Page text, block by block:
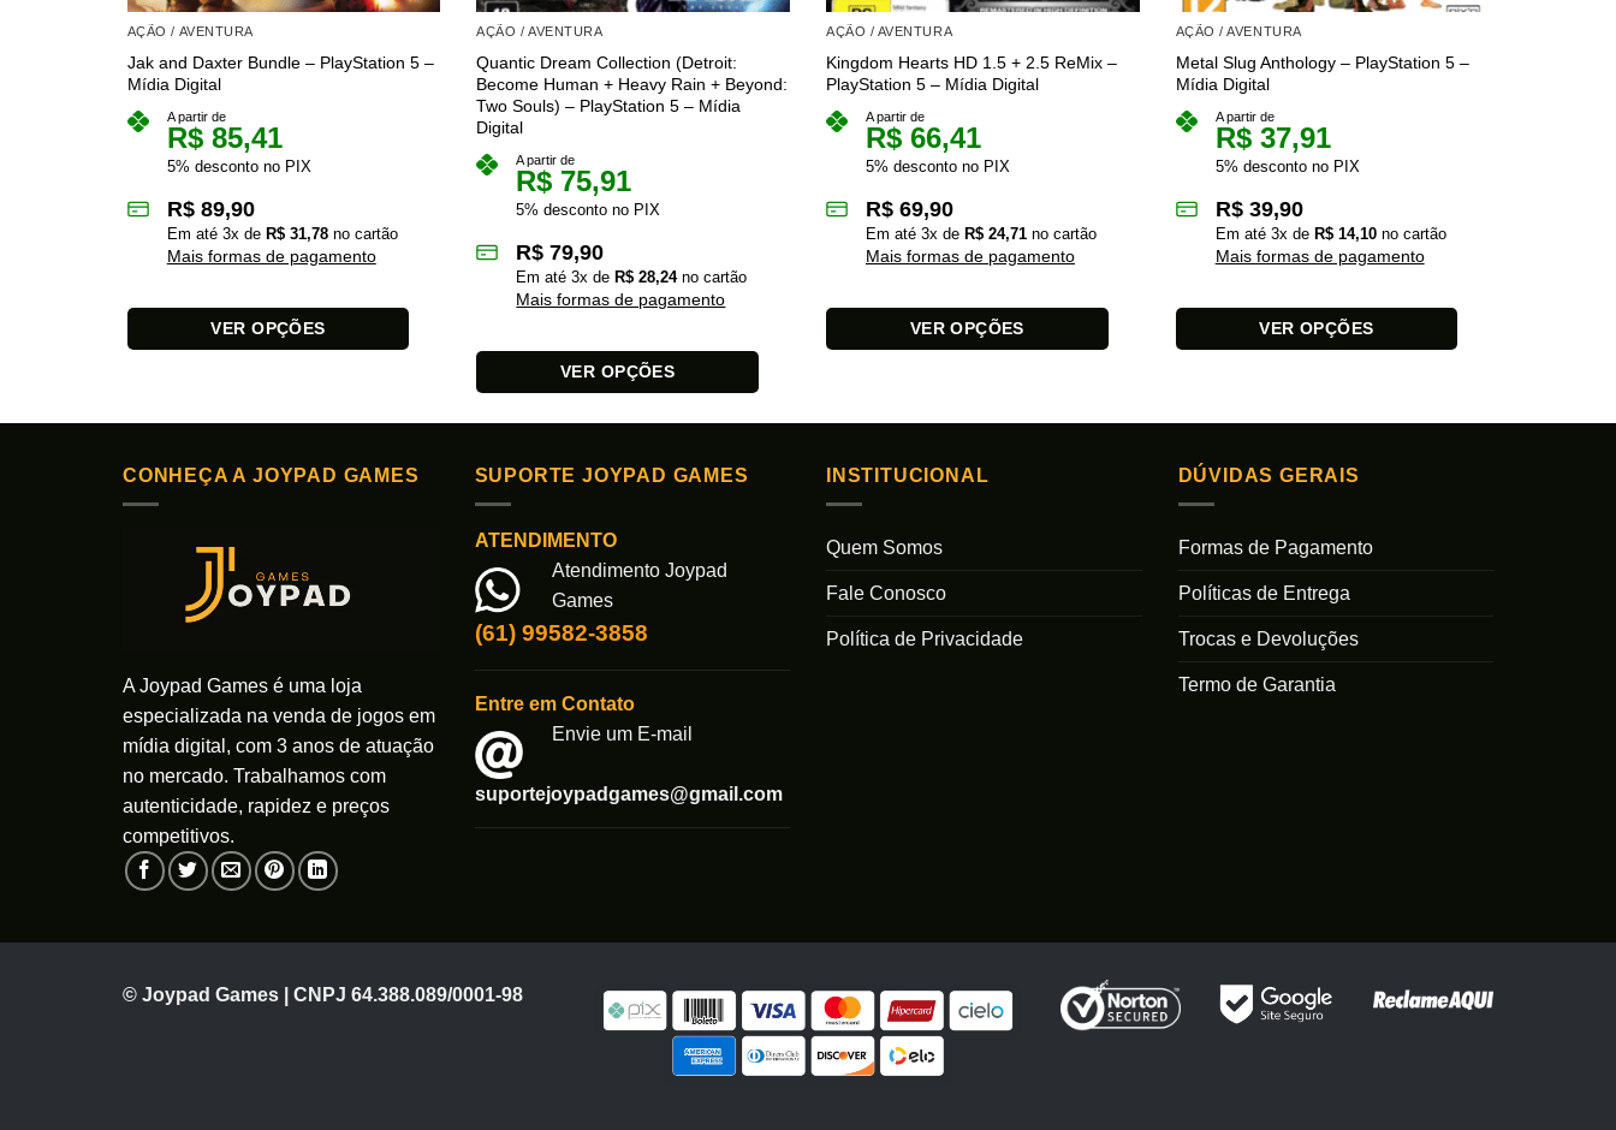
AÇÃO / AVENTURA
Jak and Daxter Bundle – PlayStation 5 –
Mídia Digital
A partir de
R$85,41
5% desconto no PIX
R$89,90
Em até 3x de R$31,78no cartão
Mais formas de pagamento
VER OPÇÕES
variantes.
As
escolhidas
do
produto
AÇÃO / AVENTURA
Quantic Dream Collection (Detroit:
Become Human + Heavy Rain + Beyond:
Two Souls) – PlayStation 5 – Mídia
Digital
A partir de
R$ 75,91
5% desconto no PIX
R$ 79,90
Em até3x de R$ 28,24no cartão
Mais formas de pagamento
VER OPÇÕES
várias
As
opções
podem
ser
página
do
produto
AÇÃO / AVENTURA
Kingdom Hearts HD 1.5 + 2.5 ReMix –
PlayStation 5 – Mídia Digital
A partir de
R$ 66,41
5% desconto no PIX
R$ 69,90
Em até 3x de R$ 24,71 no cartão
Mais formas de pagamento
VER OPÇÕES
variantes.
As
podem
ser
na
AÇÃO / AVENTURA
Metal Slug Anthology – PlayStation 5 –
Mídia Digital
A partir de
R$37,91
5% desconto no PIX
R$39,90
Em até 3x de R$14,10no cartão
Mais formas de pagamento
VER OPÇÕES
variantes.
As
podem
ser
na
do
CONHEÇA A JOYPAD GAMES
A Joypad Games é uma loja
especializada na venda de jogos em
mídia digital, com 3 anos de atuação
no mercado. Trabalhamos com
autenticidade, rapidez e preços
competitivos.
SUPORTE JOYPAD GAMES
ATENDIMENTO
Atendimento Joypad
Games
(61) 99582-3858
Entre em Contato
Envie um E-mail
suportejoypadgames@gmail.com
INSTITUCIONAL
Quem Somos
Fale Conosco
Política de Privacidade
DÚVIDAS GERAIS
Formas de Pagamento
Políticas de Entrega
Trocas e Devoluções
Termo de Garantia
© Joypad Games | CNPJ 64.388.089/0001-98